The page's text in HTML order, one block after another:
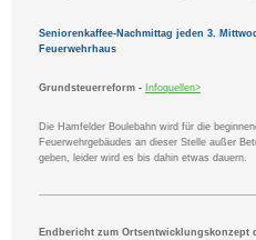
Seniorenkaffee-Nachmittag jeden 3.
Feuerwehrhaus
Grundsteuerreform - Infoquellen>
Die Hamfelder Boulebahn wird für die
Feuerwehrgebäudes an dieser Stelle außer
geben, leider wird es bis dahin etwas dauern.
Endbericht zum Ortsentwicklungskonzept